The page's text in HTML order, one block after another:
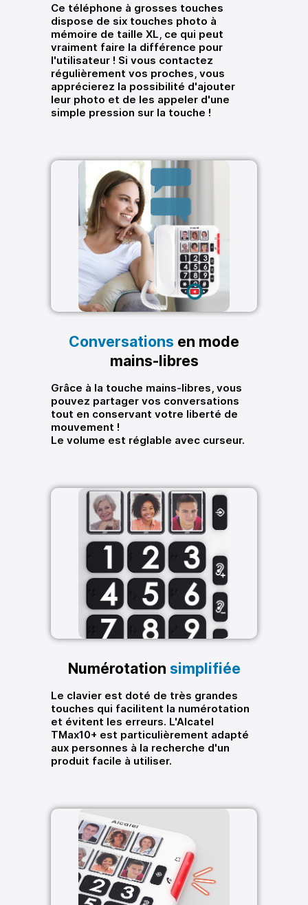
Ce téléphone à grosses touches
dispose de six touches photo à
mémoire de taille XL, ce qui peut
vraiment faire la différence pour
l'utilisateur ! Si vous contactez
régulièrement vos proches, vous
apprécierez la possibilité d'ajouter
leur photo et de les appeler d'une
simple pression sur la touche !
Conversations en mode
mains-libres
Grâce à la touche mains-libres, vous
pouvez partager vos conversations
tout en conservant votre liberté de
mouvement !
Le volume est réglable avec curseur.
Numérotation simplifiée
Le clavier est doté de très grandes
touches qui facilitent la numérotation
et évitent les erreurs. L'Alcatel
TMax10+ est particulièrement adapté
aux personnes à la recherche d'un
produit facile à utiliser.